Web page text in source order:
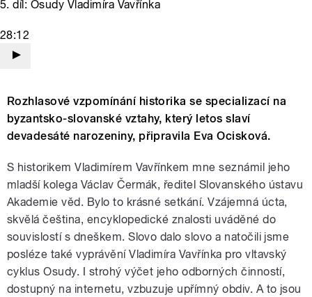
5. díl: Osudy Vladimíra Vavřínka
28:12
Rozhlasové vzpomínání historika se specializací na
byzantsko-slovanské vztahy, který letos slaví
devadesáté narozeniny, připravila Eva Ocisková.
S historikem Vladimírem Vavřínkem mne seznámil jeho
mladší kolega Václav Čermák, ředitel Slovanského ústavu
Akademie věd. Bylo to krásné setkání. Vzájemná úcta,
skvělá čeština, encyklopedické znalosti uváděné do
souvislostí s dneškem. Slovo dalo slovo a natočili jsme
posléze také vyprávění Vladimíra Vavřínka pro vltavský
cyklus Osudy. I strohý výčet jeho odborných činností,
dostupný na internetu, vzbuzuje upřímný obdiv. A to jsou